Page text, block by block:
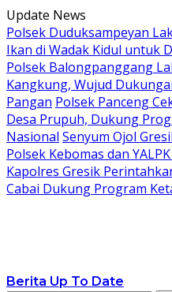
Langsung
ke
konten
Update News
Polsek Duduksampeyan
Ikan di Wadak Kidul untuk
Polsek Balongpanggang
Kangkung, Wujud
Pangan Polsek Panceng
Desa Prupuh, Dukung
Nasional Senyum Ojol
Polsek Kebomas dan
Kapolres Gresik
Cabai Dukung Program
Berita Up To Date